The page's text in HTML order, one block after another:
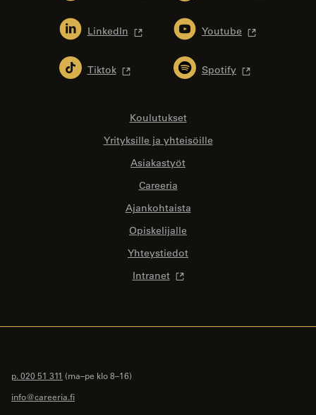
LinkedIn Youtube
Tiktok Spotify
Koulutukset
Yrityksille ja yhteisöille
Asiakastyöt
Careeria
Ajankohtaista
Opiskelijalle
Yhteystiedot
Intranet
p. 020 51 311 (ma–pe klo 8–16)
info@careeria.fi